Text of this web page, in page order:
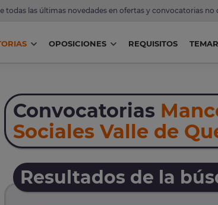
todas las últimas novedades en ofertas y convocatorias no
OPOSICIONES REQUISITOS
Convocatorias
Sociales Valle de
Resultados de la